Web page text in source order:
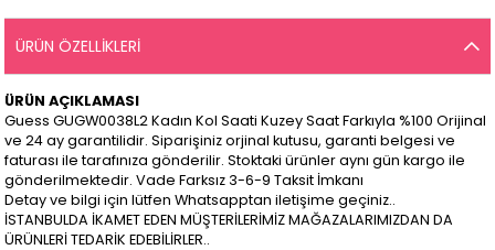
ÜRÜN ÖZELLIKLERI
ÜRÜN AÇIKLAMASI
Guess GUGW0038L2 Kadın Kol Saati Kuzey Saat Farkıyla %100 Orijinal
ve 24 ay garantilidir. Siparişiniz orjinal kutusu, garanti belgesi ve
faturası ile tarafınıza gönderilir. Stoktaki ürünler aynı gün kargo ile
gönderilmektedir. Vade Farksız 3-6-9 Taksit İmkanı
Detay ve bilgi için lütfen Whatsapptan iletişime geçiniz..
İSTANBULDA İKAMET EDEN MÜŞTERİLERİMİZ MAĞAZALARIMIZDAN DA
ÜRÜNLERİ TEDARİK EDEBİLİRLER..